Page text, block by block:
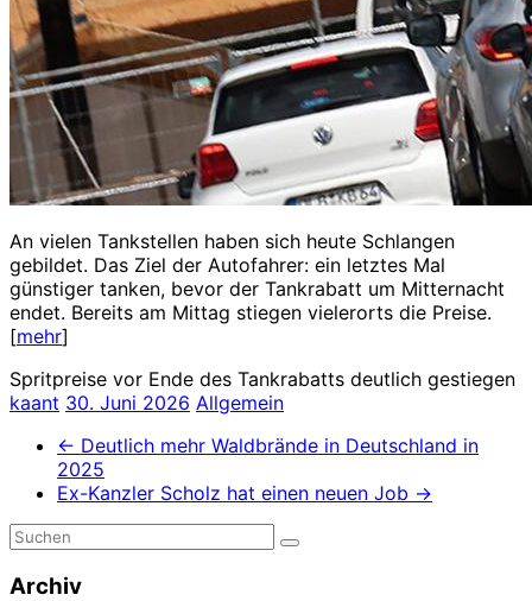
An vielen Tankstellen haben sich heute Schlangen
gebildet. Das Ziel der Autofahrer: ein letztes Mal
günstiger tanken, bevor der Tankrabatt um Mitternacht
endet. Bereits am Mittag stiegen vielerorts die Preise.
[mehr]
Spritpreise vor Ende des Tankrabatts deutlich gestiegen
kaant 30. Juni 2026 Allgemein
← Deutlich mehr Waldbrände in Deutschland in
2025
Ex-Kanzler Scholz hat einen neuen Job →
Archiv